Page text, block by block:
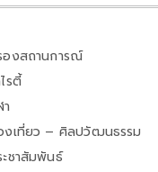
องสถานการณ์
รตี้
งเที่ยว – ศิลปวัฒนธรรม
ชาสัมพันธ์